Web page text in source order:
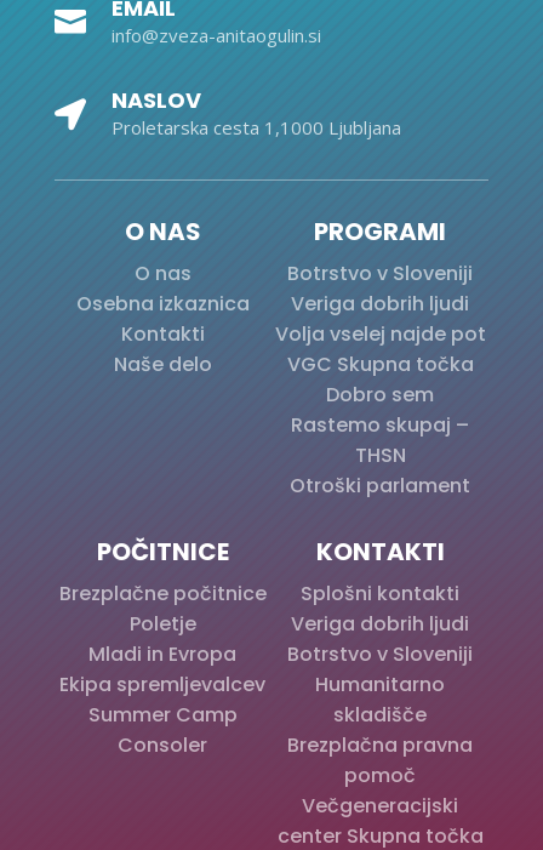
 EMAIL
info@zveza-anitaogulin.si
 NASLOV
Proletarska cesta 1,1000 Ljubljana
O NAS
O nas
Osebna izkaznica
Kontakti
Naše delo
PROGRAMI
Botrstvo v Sloveniji
Veriga dobrih ljudi
Volja vselej najde pot
VGC Skupna točka
Dobro sem
Rastemo skupaj –
THSN
Otroški parlament
POČITNICE
Brezplačne počitnice
Poletje
Mladi in Evropa
Ekipa spremljevalcev
Summer Camp
Consoler
KONTAKTI
Splošni kontakti
Veriga dobrih ljudi
Botrstvo v Sloveniji
Humanitarno
skladišče
Brezplačna pravna
pomoč
Večgeneracijski
center Skupna točka